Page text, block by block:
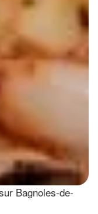
Bagnoles-de-